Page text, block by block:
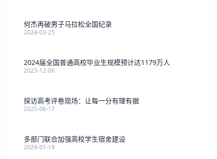
何杰再破男子马拉松全国纪录
2024-03-25
2024届全国普通高校毕业生规模预计达1179万人
2023-12-06
探访高考评卷现场：让每一分有理有据
2025-06-17
多部门联合加强高校学生宿舍建设
2024-01-19